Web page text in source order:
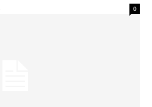
0